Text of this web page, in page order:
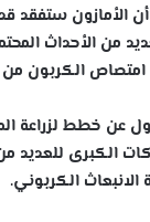
الأمازون ستفقد
من الأحداث
امتصاص الكربون
عن خطط لزراعة
الكبرى للعديد
الكربوني.